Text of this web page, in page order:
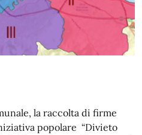
la raccolta di firme
popolare “Divieto